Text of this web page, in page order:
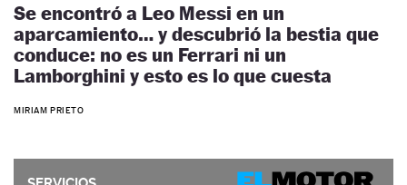
Se encontró a Leo Messi en un
aparcamiento… y descubrió la bestia que
conduce: no es un Ferrari ni un
Lamborghini y esto es lo que cuesta
MIRIAM PRIETO